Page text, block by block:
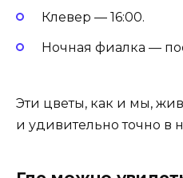
Клевер — 16:00.
Ночная фиалка —
Эти цветы, как и мы,
и удивительно точно в